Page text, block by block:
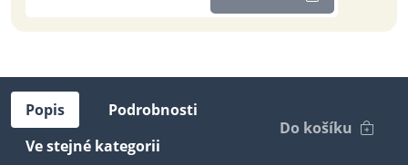
Popis
Podrobnosti
Ve stejné kategorii
Do košíku